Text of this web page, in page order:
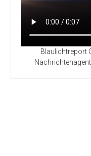
Blaulichtreport